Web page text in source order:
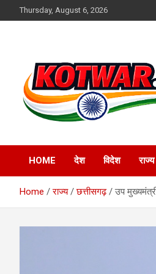
to
Thursday, August 6, 2026
kotwar.in
HOME देश विदेश राज्य
Home राज्य छत्तीसगढ़ उप